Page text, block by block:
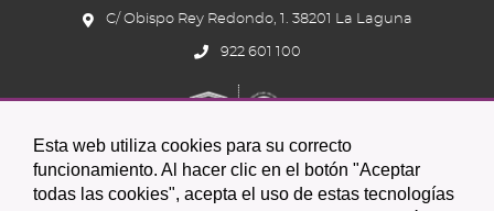
Esta web utiliza cookies para su correcto
funcionamiento. Al hacer clic en el botón "Aceptar
todas las cookies", acepta el uso de estas tecnologías
C/ Obispo Rey Redondo, 1. 38201 La Laguna
922 601 100